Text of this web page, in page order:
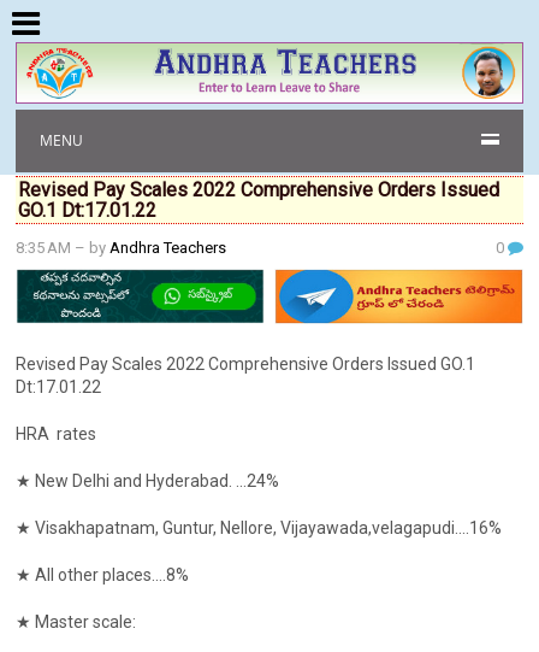
MENU
Revised Pay Scales 2022 Comprehensive Orders Issued
GO.1 Dt:17.01.22
8:35 AM – byAndhra Teachers 0
Revised Pay Scales 2022 Comprehensive Orders Issued GO.1
Dt:17.01.22
HRA rates
★ New Delhi and Hyderabad. ...24%
★ Visakhapatnam, Guntur, Nellore, Vijayawada,velagapudi....16%
★ All other places....8%
★ Master scale: